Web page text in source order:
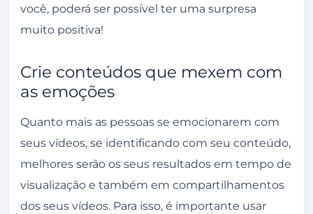
você, poderá ser possível ter uma surpresa
muito positiva!
Crie conteúdos que mexem com
as emoções
Quanto mais as pessoas se emocionarem com
seus vídeos, se identificando com seu conteúdo,
melhores serão os seus resultados em tempo de
visualização e também em compartilhamentos
dos seus vídeos. Para isso, é importante usar